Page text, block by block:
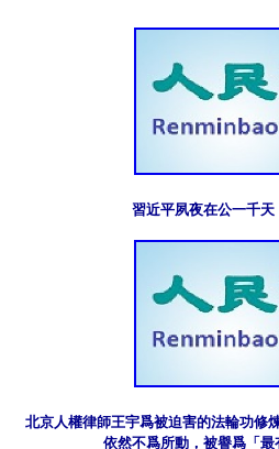
習近平夙夜在公一千天
北京人權律師王宇爲被迫害的法輪功修
依然不爲所動，被譽爲「最